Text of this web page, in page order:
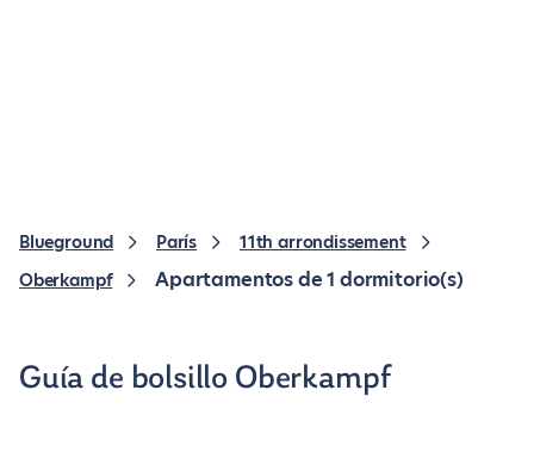
Blueground París
11th arrondissement
Oberkampf
Apartamentos de 1 dormitorio(s)
Guía de bolsillo Oberkampf